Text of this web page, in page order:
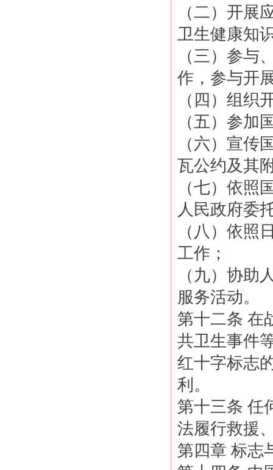
（二）开展
卫生健康知
（三）参与
作，参与开
（四）组织
（五）参加
（六）宣传
瓦公约及其
（七）依照
人民政府委
（八）依照
工作；
（九）协助
服务活动。
第十二条 在
共卫生事件
红十字标志
利。
第十三条 任
法履行救援
第四章 标志